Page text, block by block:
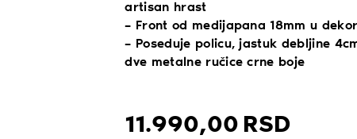
artisan hrast
– Front od medijapana 18mm u
– Poseduje policu, jastuk debljine
dve metalne ručice crne boje
11.990,00 RSD